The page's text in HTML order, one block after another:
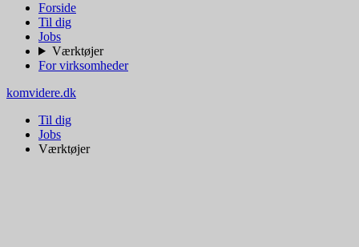
Forside
Til dig
Jobs
Værktøjer
For virksomheder
komvidere.dk
Til dig
Jobs
Værktøjer